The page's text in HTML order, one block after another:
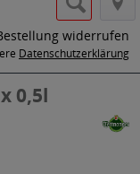
widerrufen
Datenschutzerklärung
0,5l